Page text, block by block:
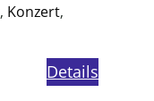
, Konzert,
Details